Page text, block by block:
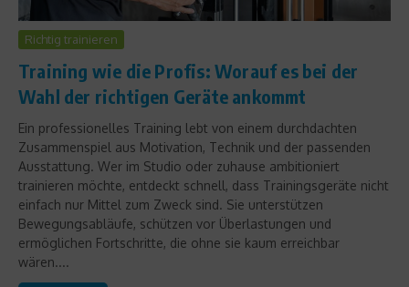
Richtig trainieren
Training wie die Profis: Worauf es bei der
Wahl der richtigen Geräte ankommt
Ein professionelles Training lebt von einem durchdachten
Zusammenspiel aus Motivation, Technik und der passenden
Ausstattung. Wer im Studio oder zuhause ambitioniert
trainieren möchte, entdeckt schnell, dass Trainingsgeräte nicht
einfach nur Mittel zum Zweck sind. Sie unterstützen
Bewegungsabläufe, schützen vor Überlastungen und
ermöglichen Fortschritte, die ohne sie kaum erreichbar
wären....